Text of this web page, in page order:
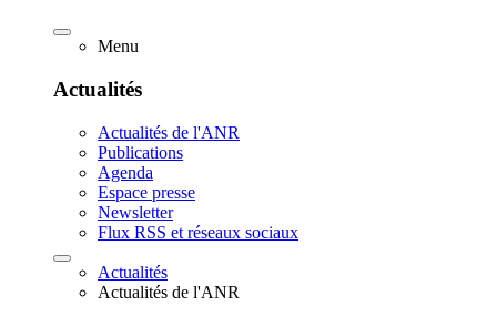
Menu
Actualités
Actualités de l'ANR
Publications
Agenda
Espace presse
Newsletter
Flux RSS et réseaux sociaux
Actualités
Actualités de l'ANR